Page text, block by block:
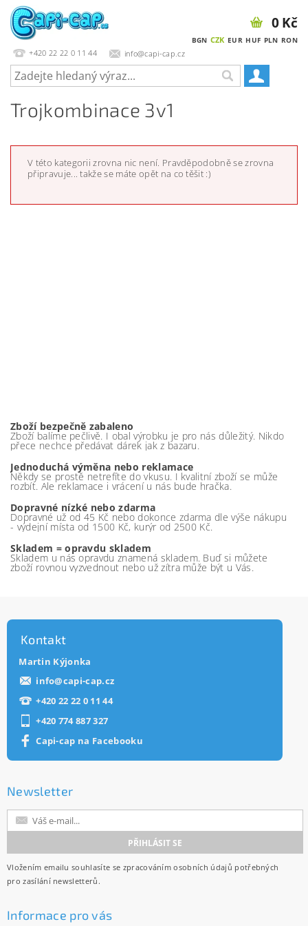
+420 22 22 0 11 44 info@capi-cap.cz
BGN CZK EUR HUF PLN RON
0 Kč
Trojkombinace 3v1
V této kategorii zrovna nic není. Pravděpodobně se zrovna
připravuje... takže se máte opět na co těšit :)
Zboží bezpečně zabaleno
Zboží balíme pečlivě. I obal výrobku je pro nás důležitý. Nikdo
přece nechce předávat dárek jak z bazaru.
Jednoduchá výměna nebo reklamace
Někdy se prostě netrefíte do vkusu. I kvalitní zboží se může
rozbít. Ale reklamace i vrácení u nás bude hračka.
Dopravné nízké nebo zdarma
Dopravné už od 45 Kč nebo dokonce zdarma dle výše nákupu
- výdejní místa od 1500 Kč, kurýr od 2500 Kč.
Skladem = opravdu skladem
Skladem u nás opravdu znamená skladem. Buď si můžete
zboží rovnou vyzvednout nebo už zítra může být u Vás.
Kontakt
Martin Kýjonka
info@capi-cap.cz
+420 22 22 0 11 44
+420 774 887 327
Capi-cap na Facebooku
Newsletter
Vložením emailu souhlasíte se zpracováním osobních údajů potřebných
pro zasílání newsletterů.
Informace pro vás